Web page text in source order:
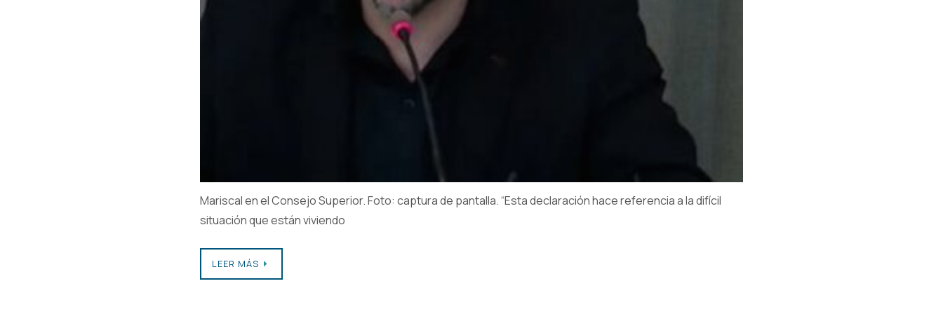
Mariscal en el Consejo Superior. Foto: captura de pantalla. “Esta declaración hace referencia a la difícil
situación que están viviendo
LEER MÁS